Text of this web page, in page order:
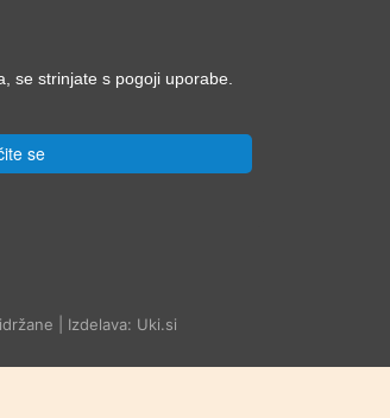
se strinjate s pogoji uporabe.
se
| Izdelava: Uki.si